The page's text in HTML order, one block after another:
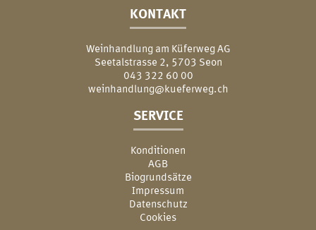
KONTAKT
Weinhandlung am Küferweg AG
Seetalstrasse 2, 5703 Seon
043 322 60 00
weinhandlung@kueferweg.ch
SERVICE
Konditionen
AGB
Biogrundsätze
Impressum
Datenschutz
Cookies